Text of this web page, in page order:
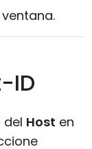
ID
del Host en